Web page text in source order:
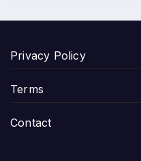
Privacy Policy
Terms
Contact